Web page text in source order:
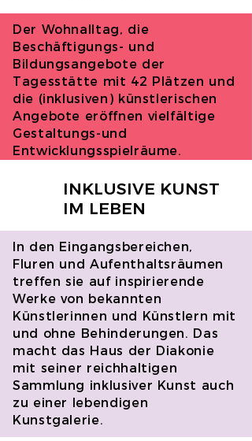
Der Wohnalltag, die
Beschäftigungs- und
Bildungsangebote der
Tagesstätte mit 42 Plätzen und
die (inklusiven) künstlerischen
Angebote eröffnen vielfältige
Gestaltungs-und
Entwicklungsspielräume.
INKLUSIVE KUNST
IM LEBEN
In den Eingangsbereichen,
Fluren und Aufenthaltsräumen
treffen sie auf inspirierende
Werke von bekannten
Künstlerinnen und Künstlern mit
und ohne Behinderungen. Das
macht das Haus der Diakonie
mit seiner reichhaltigen
Sammlung inklusiver Kunst auch
zu einer lebendigen
Kunstgalerie.